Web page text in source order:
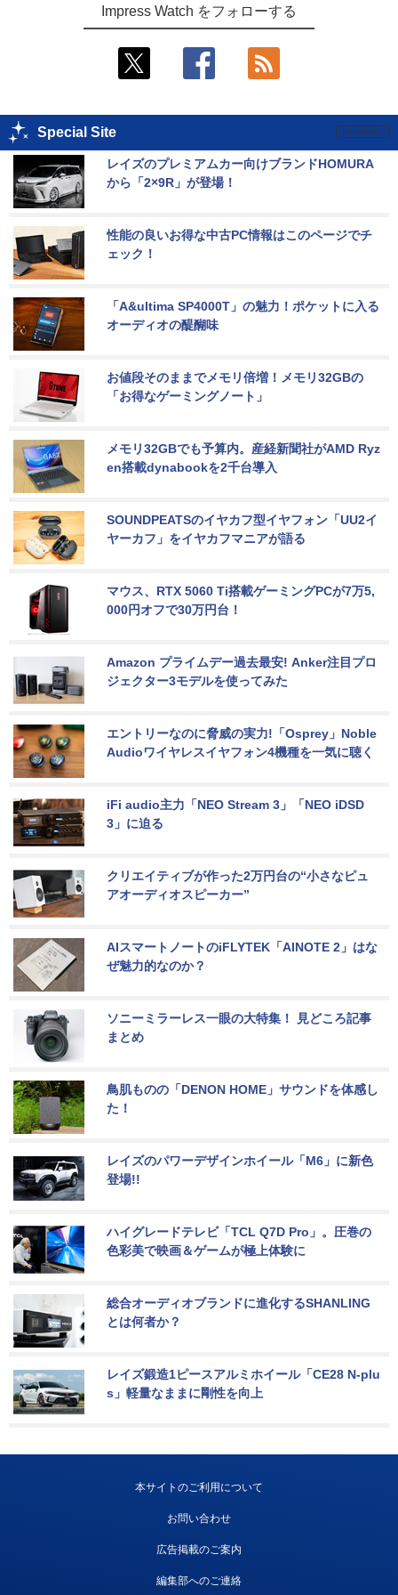
Impress Watch をフォローする
Special Site
レイズのプレミアムカー向けブランドHOMURA
から「2×9R」が登場！
性能の良いお得な中古PC情報はこのページでチ
ェック！
「A&ultima SP4000T」の魅力！ポケットに入る
オーディオの醍醐味
お値段そのままでメモリ倍増！メモリ32GBの
「お得なゲーミングノート」
メモリ32GBでも予算内。産経新聞社がAMD Ryz
en搭載dynabookを2千台導入
SOUNDPEATSのイヤカフ型イヤフォン「UU2イ
ヤーカフ」をイヤカフマニアが語る
マウス、RTX 5060 Ti搭載ゲーミングPCが7万5,
000円オフで30万円台！
Amazon プライムデー過去最安! Anker注目プロ
ジェクター3モデルを使ってみた
エントリーなのに脅威の実力!「Osprey」Noble
Audioワイヤレスイヤフォン4機種を一気に聴く
iFi audio主力「NEO Stream 3」「NEO iDSD
3」に迫る
クリエイティブが作った2万円台の“小さなピュ
アオーディオスピーカー”
AIスマートノートのiFLYTEK「AINOTE 2」はな
ぜ魅力的なのか？
ソニーミラーレス一眼の大特集！ 見どころ記事
まとめ
鳥肌ものの「DENON HOME」サウンドを体感し
た！
レイズのパワーデザインホイール「M6」に新色
登場!!
ハイグレードテレビ「TCL Q7D Pro」。圧巻の
色彩美で映画＆ゲームが極上体験に
総合オーディオブランドに進化するSHANLING
とは何者か？
レイズ鍛造1ピースアルミホイール「CE28 N-plu
s」軽量なままに剛性を向上
本サイトのご利用について
お問い合わせ
広告掲載のご案内
編集部へのご連絡